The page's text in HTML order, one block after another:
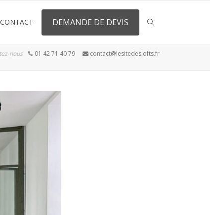
CONTACT DEMANDE DE DEVIS
nous 01 42 71 40 79 contact@lesitedeslofts.fr